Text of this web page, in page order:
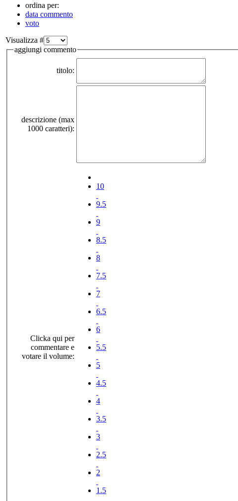
ordina per:
data commento
voto
Visualizza #
aggiungi commento
titolo:
descrizione (max
1000 caratteri):
Clicka qui per
commentare e
votare il volume:
10
9.5
9
8.5
8
7.5
7
6.5
6
5.5
5
4.5
4
3.5
3
2.5
2
1.5